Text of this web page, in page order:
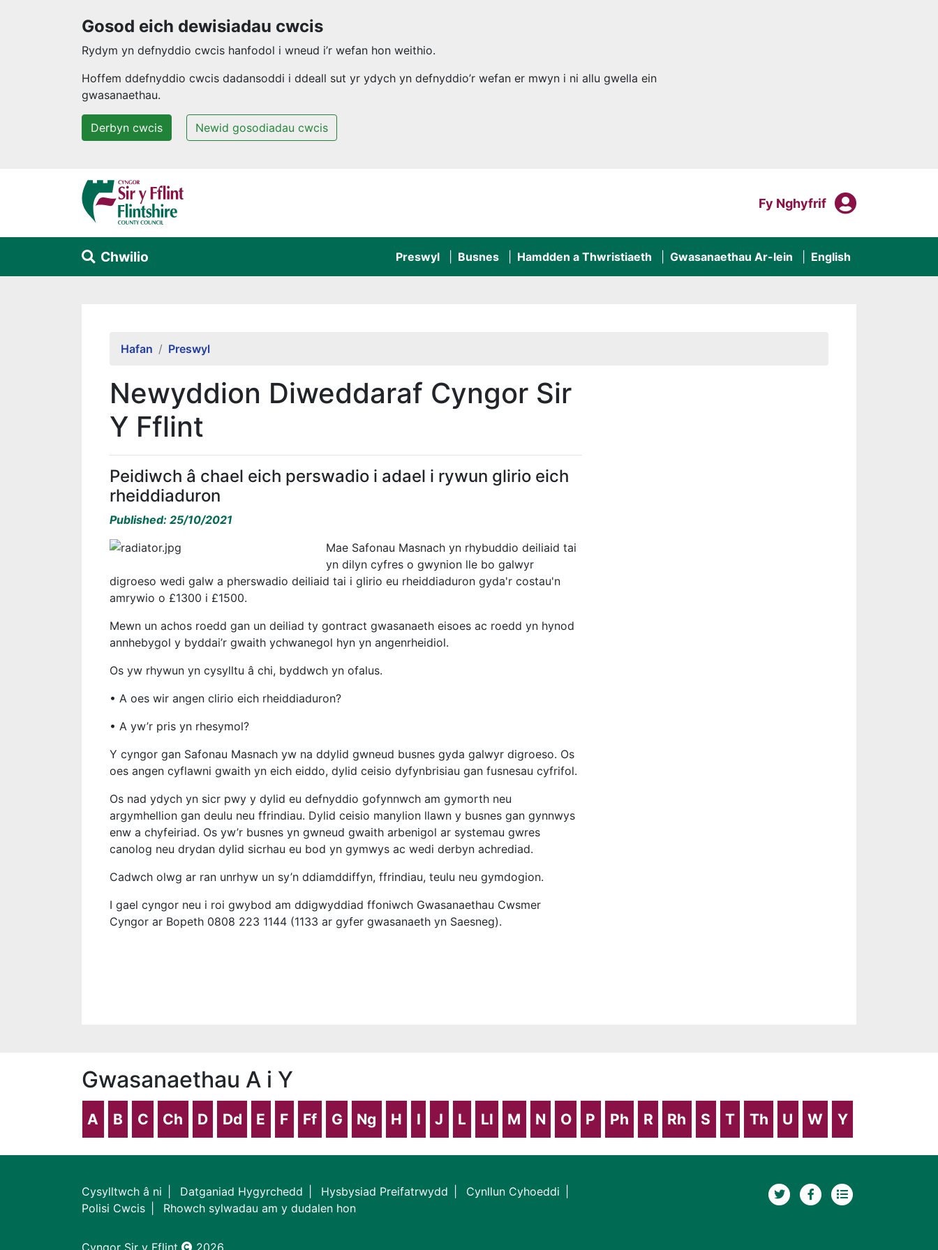
Gosod eich dewisiadau cwcis
Rydym yn defnyddio cwcis hanfodol i wneud i’r wefan hon weithio.
Hoffem ddefnyddio cwcis dadansoddi i ddeall sut yr ydych yn defnyddio’r wefan er mwyn i ni allu gwella ein
gwasanaethau.
Derbyn cwcis Newid gosodiadau cwcis
Neidio i'r prif gynnwys
Mewngofnodi I
Fy Nghyfrif Fy
Chwilio Preswyl Busnes Hamdden a Thwristiaeth Gwasanaethau Ar-lein English
Hafan Preswyl
Newyddion Diweddaraf Cyngor Sir
Y Fflint
Peidiwch â chael eich perswadio i adael i rywun glirio eich
rheiddiaduron
Published: 25/10/2021
Mae Safonau Masnach yn rhybuddio deiliaid tai
yn dilyn cyfres o gwynion lle bo galwyr
digroeso wedi galw a pherswadio deiliaid tai i glirio eu rheiddiaduron gyda'r costau'n
amrywio o £1300 i £1500.
Mewn un achos roedd gan un deiliad ty gontract gwasanaeth eisoes ac roedd yn hynod
annhebygol y byddai’r gwaith ychwanegol hyn yn angenrheidiol.
Os yw rhywun yn cysylltu â chi, byddwch yn ofalus.
• A oes wir angen clirio eich rheiddiaduron?
• A yw’r pris yn rhesymol?
Y cyngor gan Safonau Masnach yw na ddylid gwneud busnes gyda galwyr digroeso. Os
oes angen cyflawni gwaith yn eich eiddo, dylid ceisio dyfynbrisiau gan fusnesau cyfrifol.
Os nad ydych yn sicr pwy y dylid eu defnyddio gofynnwch am gymorth neu
argymhellion gan deulu neu ffrindiau. Dylid ceisio manylion llawn y busnes gan gynnwys
enw a chyfeiriad. Os yw’r busnes yn gwneud gwaith arbenigol ar systemau gwres
canolog neu drydan dylid sicrhau eu bod yn gymwys ac wedi derbyn achrediad.
Cadwch olwg ar ran unrhyw un sy’n ddiamddiffyn, ffrindiau, teulu neu gymdogion.
I gael cyngor neu i roi gwybod am ddigwyddiad ffoniwch Gwasanaethau Cwsmer
Cyngor ar Bopeth 0808 223 1144 (1133 ar gyfer gwasanaeth yn Saesneg).
Gwasanaethau A i Y
A B C Ch D Dd E F Ff G Ng H I J L Ll M N O P Ph R Rh S T Th U W Y
Cysylltwch â ni Datganiad Hygyrchedd Hysbysiad Preifatrwydd
Cynllun Cyhoeddi
Polisi Cwcis
Rhowch sylwadau am y dudalen hon
Cyngor Sir y Fflint 2026